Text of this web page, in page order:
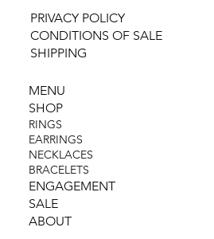
PRIVACY POLICY
CONDITIONS OF SALE
SHIPPING
MENU
SHOP
RINGS
EARRINGS
NECKLACES
BRACELETS
ENGAGEMENT
SALE
ABOUT